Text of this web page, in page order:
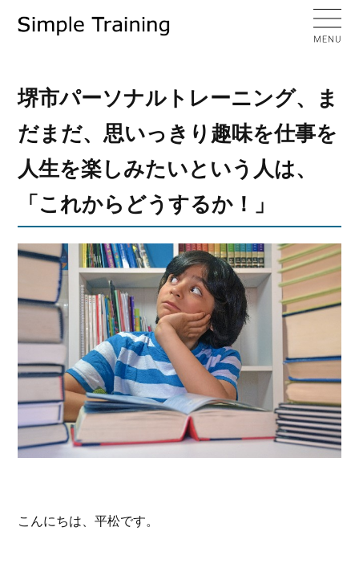
堺市パーソナルトレーニング、ま
だまだ、思いっきり趣味を仕事を
人生を楽しみたいという人は、
「これからどうするか！」
こんにちは、平松です。